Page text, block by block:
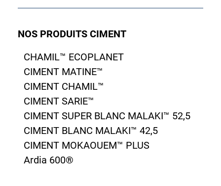
NOS PRODUITS CIMENT
CHAMIL™ ECOPLANET
CIMENT MATINE™
CIMENT CHAMIL™
CIMENT SARIE™
CIMENT SUPER BLANC MALAKI™ 52,5
CIMENT BLANC MALAKI™ 42,5
CIMENT MOKAOUEM™ PLUS
Ardia 600®